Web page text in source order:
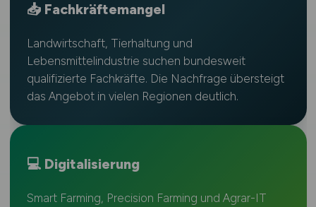
📥 Fachkräftemangel
Landwirtschaft, Tierhaltung und
Lebensmittelindustrie suchen bundesweit
qualifizierte Fachkräfte. Die Nachfrage übersteigt
das Angebot in vielen Regionen deutlich.
💻 Digitalisierung
Smart Farming, Precision Farming und Agrar-IT